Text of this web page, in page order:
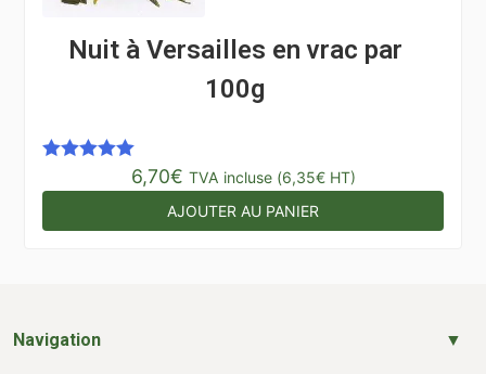
Nuit à Versailles en vrac par
100g
6,70€ TVA incluse (6,35€HT)
AJOUTER AU PANIER
Navigation